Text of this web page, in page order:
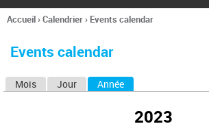
l
h
e
Vous
ici
Accueil›Calendrier› Events calendar
Events calendar
Mois Jour Année
2023